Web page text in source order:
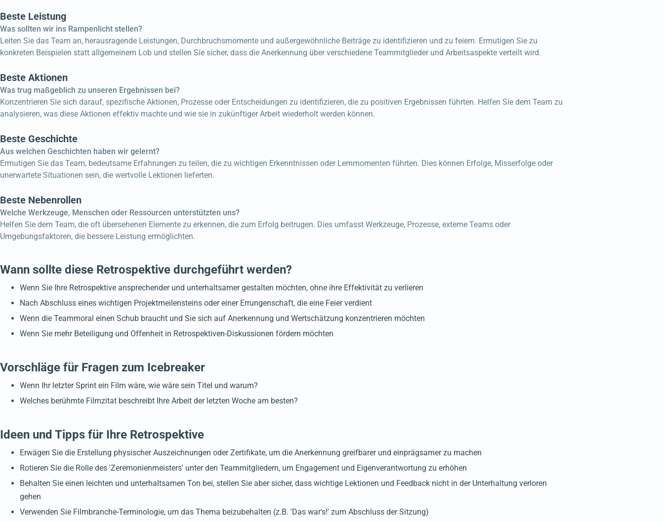
Beste Leistung
Was sollten wir ins Rampenlicht stellen?
Leiten Sie das Team an, herausragende Leistungen, Durchbruchsmomente und außergewöhnliche Beiträge zu identifizieren und zu feiern. Ermutigen Sie zu
konkreten Beispielen statt allgemeinem Lob und stellen Sie sicher, dass die Anerkennung über verschiedene Teammitglieder und Arbeitsaspekte verteilt wird.
Beste Aktionen
Was trug maßgeblich zu unseren Ergebnissen bei?
Konzentrieren Sie sich darauf, spezifische Aktionen, Prozesse oder Entscheidungen zu identifizieren, die zu positiven Ergebnissen führten. Helfen Sie dem Team zu
analysieren, was diese Aktionen effektiv machte und wie sie in zukünftiger Arbeit wiederholt werden können.
Beste Geschichte
Aus welchen Geschichten haben wir gelernt?
Ermutigen Sie das Team, bedeutsame Erfahrungen zu teilen, die zu wichtigen Erkenntnissen oder Lernmomenten führten. Dies können Erfolge, Misserfolge oder
unerwartete Situationen sein, die wertvolle Lektionen lieferten.
Beste Nebenrollen
Welche Werkzeuge, Menschen oder Ressourcen unterstützten uns?
Helfen Sie dem Team, die oft übersehenen Elemente zu erkennen, die zum Erfolg beitrugen. Dies umfasst Werkzeuge, Prozesse, externe Teams oder
Umgebungsfaktoren, die bessere Leistung ermöglichten.
Wann sollte diese Retrospektive durchgeführt werden?
Wenn Sie Ihre Retrospektive ansprechender und unterhaltsamer gestalten möchten, ohne ihre Effektivität zu verlieren
Nach Abschluss eines wichtigen Projektmeilensteins oder einer Errungenschaft, die eine Feier verdient
Wenn die Teammoral einen Schub braucht und Sie sich auf Anerkennung und Wertschätzung konzentrieren möchten
Wenn Sie mehr Beteiligung und Offenheit in Retrospektiven-Diskussionen fördern möchten
Vorschläge für Fragen zum Icebreaker
Wenn Ihr letzter Sprint ein Film wäre, wie wäre sein Titel und warum?
Welches berühmte Filmzitat beschreibt Ihre Arbeit der letzten Woche am besten?
Ideen und Tipps für Ihre Retrospektive
Erwägen Sie die Erstellung physischer Auszeichnungen oder Zertifikate, um die Anerkennung greifbarer und einprägsamer zu machen
Rotieren Sie die Rolle des 'Zeremonienmeisters' unter den Teammitgliedern, um Engagement und Eigenverantwortung zu erhöhen
Behalten Sie einen leichten und unterhaltsamen Ton bei, stellen Sie aber sicher, dass wichtige Lektionen und Feedback nicht in der Unterhaltung verloren
gehen
Verwenden Sie Filmbranche-Terminologie, um das Thema beizubehalten (z.B. 'Das war's!' zum Abschluss der Sitzung)